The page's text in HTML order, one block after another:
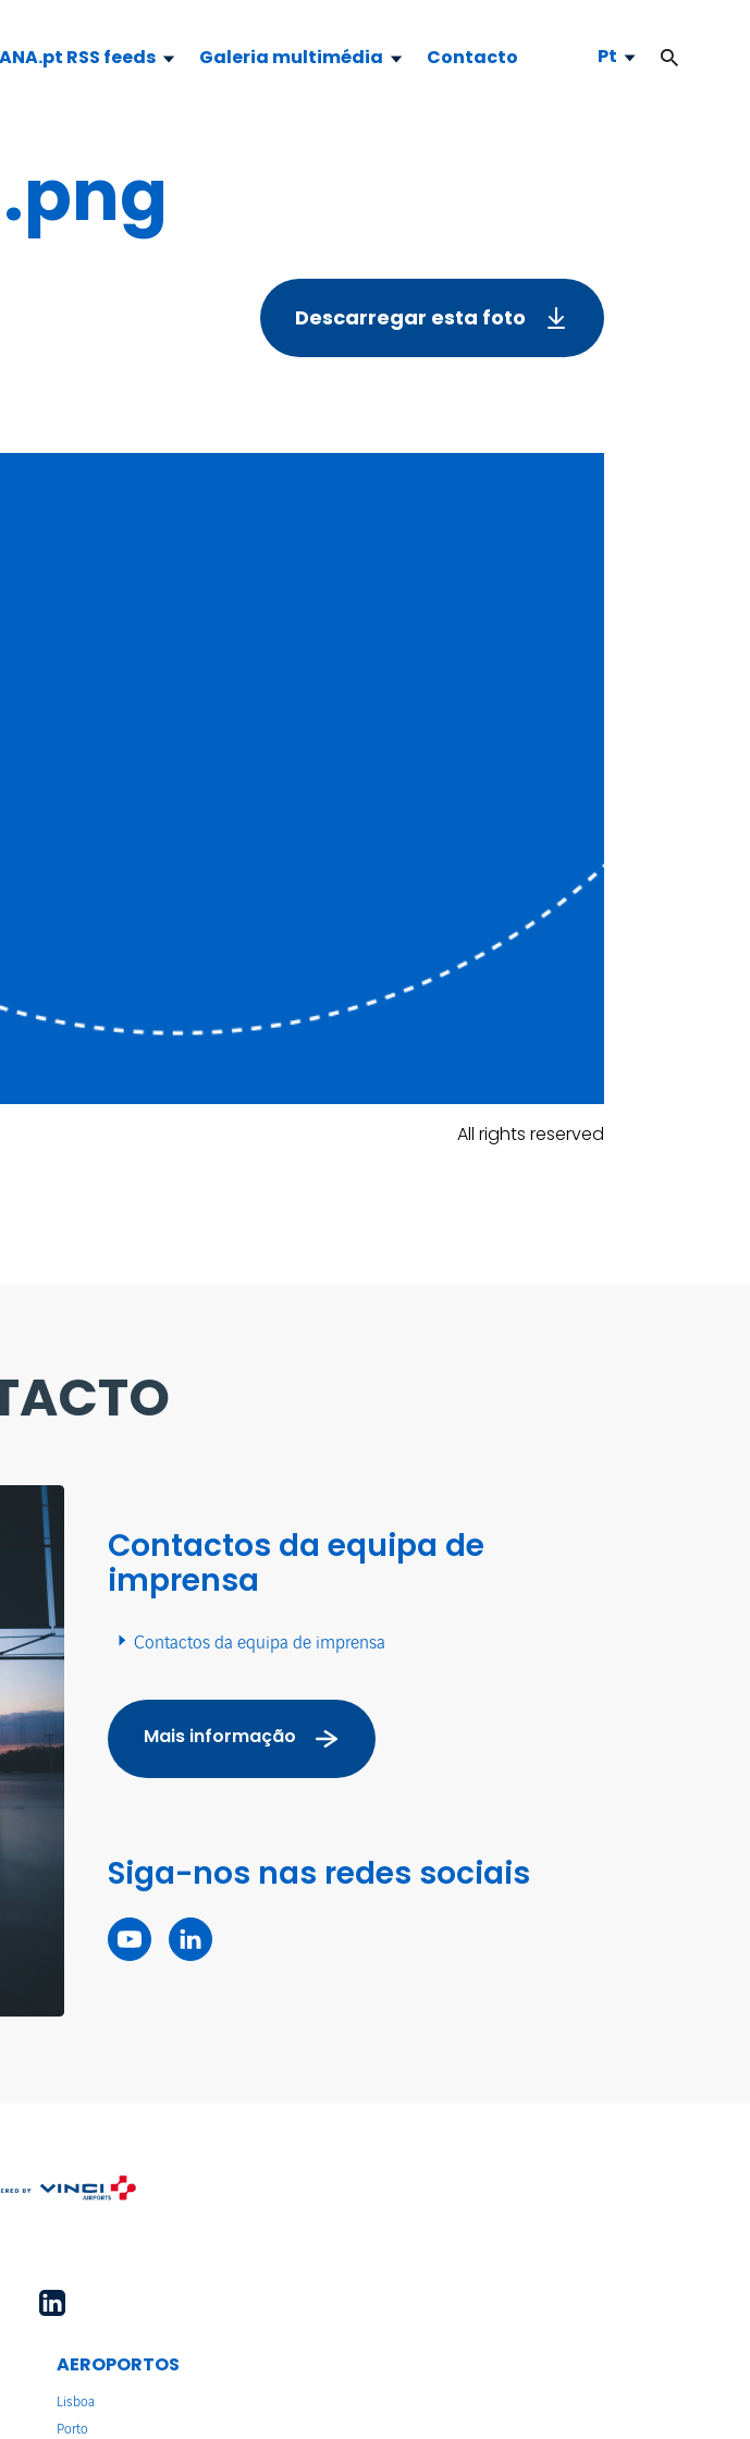
ANA.pt RSS feeds Galeria multimédia Contacto Pt
Descarregar esta foto
All rights reserved
Contactos da equipa de
imprensa
Contactos da equipa de imprensa
Mais informação
Siga-nos nas redes sociais
AEROPORTOS
Lisboa
Porto